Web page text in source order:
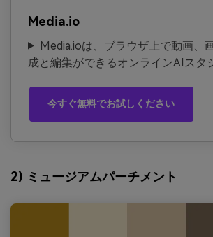
Media.io
Media.ioは、ブラウザ上で動画、
成と編集ができるオンラインAIスタ
今すぐ無料でお試しください
2) ミュージアムパーチメント